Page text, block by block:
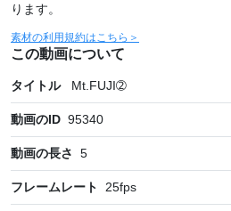
ります。
素材の利用規約はこちら＞
この動画について
タイトル Mt.FUJI➁
動画のID 95340
動画の長さ 5
フレームレート 25fps